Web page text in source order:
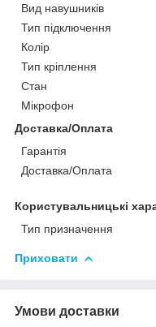
Вид навушників
Тип підключення
Колір
Тип кріплення
Стан
Мікрофон
Доставка/Оплата
Гарантія
Доставка/Оплата
Користувальницькі
Тип призначення
Приховати
Умови доставки